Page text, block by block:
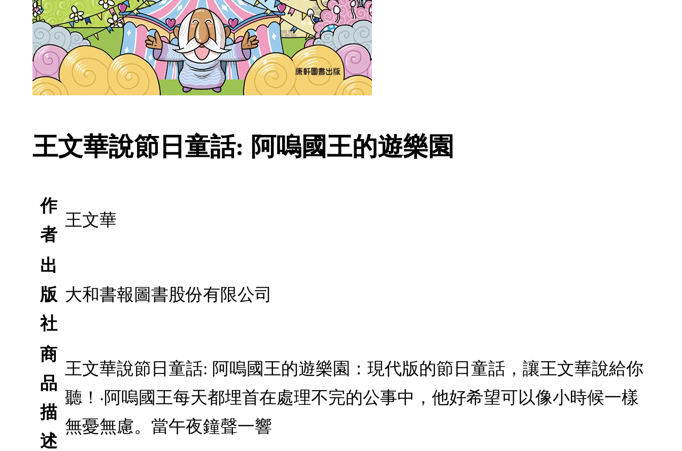
王文華說節日童話: 阿嗚國王的遊樂園
作
者
王文華
出
版
社
大和書報圖書股份有限公司
商
品
描
述
王文華說節日童話: 阿嗚國王的遊樂園：現代版的節日童話，讓王文華說給你
聽！‧阿嗚國王每天都埋首在處理不完的公事中，他好希望可以像小時候一樣
無憂無慮。當午夜鐘聲一響